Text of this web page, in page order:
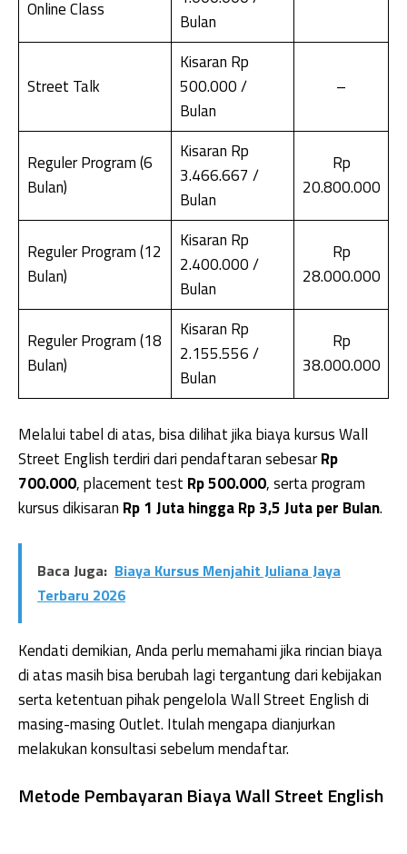
Online Class
Bulan
Street Talk
Kisaran Rp
500.000 /
Bulan
–
Reguler Program (6
Bulan)
Kisaran Rp
3.466.667 /
Bulan
Rp
20.800.000
Reguler Program (12
Bulan)
Kisaran Rp
2.400.000 /
Bulan
Rp
28.000.000
Reguler Program (18
Bulan)
Kisaran Rp
2.155.556 /
Bulan
Rp
38.000.000
Melalui tabel di atas, bisa dilihat jika biaya kursus Wall
Street English terdiri dari pendaftaran sebesarRp
700.000, placement test Rp 500.000, serta program
kursus dikisaran Rp 1 Juta hingga Rp 3,5 Juta per Bulan.
Baca Juga: Biaya Kursus Menjahit Juliana Jaya
Terbaru 2026
Kendati demikian, Anda perlu memahami jika rincian biaya
di atas masih bisa berubah lagi tergantung dari kebijakan
serta ketentuan pihak pengelola Wall Street English di
masing-masing Outlet. Itulah mengapa dianjurkan
melakukan konsultasi sebelum mendaftar.
Metode Pembayaran Biaya Wall Street English